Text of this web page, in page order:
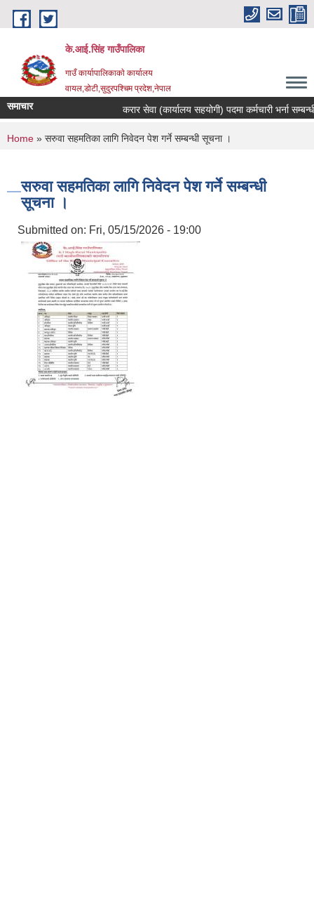
Skip to main content
के.आई.सिंह गाउँपालिका
गाउँ कार्यापालिकाकाे कार्यालय
वायल,डोटी,सुदुरपश्चिम प्रदेश,नेपाल
समाचार करार सेवा (कार्यालय सहयोगी) पदमा कर्मचारी भर्ना सम्बन्धी
You are here
Home » सरुवा सहमतिका लागि निवेदन पेश गर्ने सम्बन्धी सूचना ।
सरुवा सहमतिका लागि निवेदन पेश गर्ने सम्बन्धी
सूचना ।
Submitted on: Fri, 05/15/2026 - 19:00